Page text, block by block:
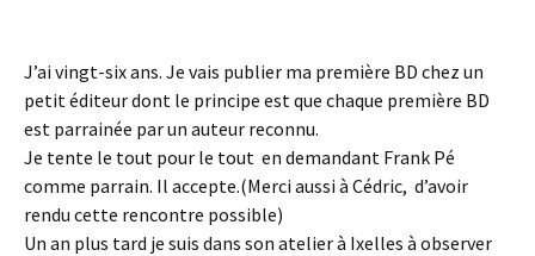
J’ai vingt-six ans. Je vais publier ma première BD chez un
petit éditeur dont le principe est que chaque première BD
est parrainée par un auteur reconnu.
Je tente le tout pour le tout en demandant Frank Pé
comme parrain. Il accepte.(Merci aussi à Cédric, d’avoir
rendu cette rencontre possible)
Un an plus tard je suis dans son atelier à Ixelles à observer